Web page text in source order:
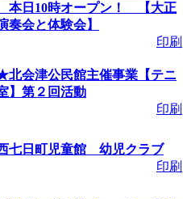
本日10時オープン！ 【大正
奏会と体験会】
印刷
北会津公民館主催事業【テニ
】第２回活動
印刷
七日町児童館 幼児クラブ
印刷